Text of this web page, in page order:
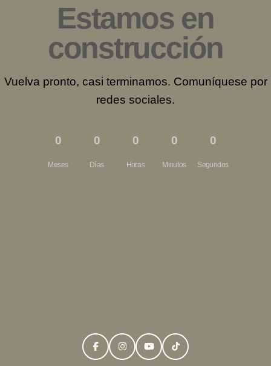
Estamos en
construcción
Vuelva pronto, casi terminamos. Comuníquese por
redes sociales.
0
Meses
0
Días
0
Horas
0
Minutos
0
Segundos